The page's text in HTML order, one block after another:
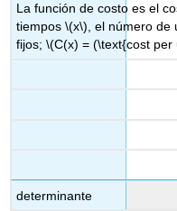
La función de costo es el
tiempos\(x\) , el número
fijos;\(C(x) = (\text{cost
determinante